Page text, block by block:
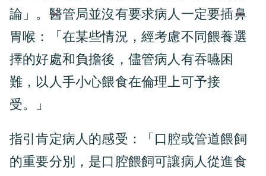
論」。醫管局並沒有要求病人一定要插鼻
胃喉：「在某些情況，經考慮不同餵養選
擇的好處和負擔後，儘管病人有吞嚥困
難，以人手小心餵食在倫理上可予接
受。」
指引肯定病人的感受：「口腔或管道餵飼
的重要分別，是口腔餵飼可讓病人從進食